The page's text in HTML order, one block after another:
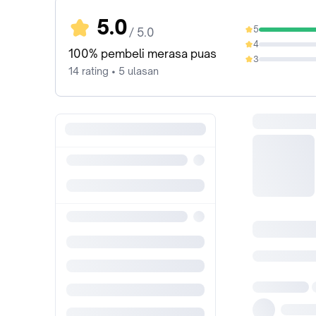
5.0 / 5.0
100% pembeli merasa puas
14 rating • 5 ulasan
5
100%
4
0%
3
0%